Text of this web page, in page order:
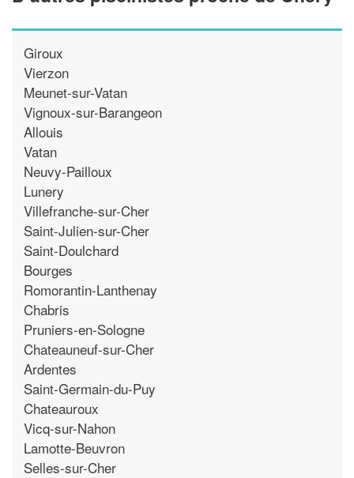
Giroux
Vierzon
Meunet-sur-Vatan
Vignoux-sur-Barangeon
Allouis
Vatan
Neuvy-Pailloux
Lunery
Villefranche-sur-Cher
Saint-Julien-sur-Cher
Saint-Doulchard
Bourges
Romorantin-Lanthenay
Chabris
Pruniers-en-Sologne
Chateauneuf-sur-Cher
Ardentes
Saint-Germain-du-Puy
Chateauroux
Vicq-sur-Nahon
Lamotte-Beuvron
Selles-sur-Cher